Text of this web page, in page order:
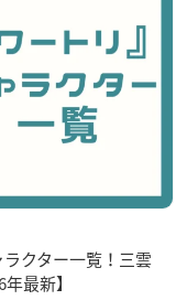
バトルスピリッツ 覇
クター一覧！三雲
最新】